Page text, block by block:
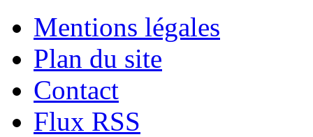
Mentions légales
Plan du site
Contact
Flux RSS